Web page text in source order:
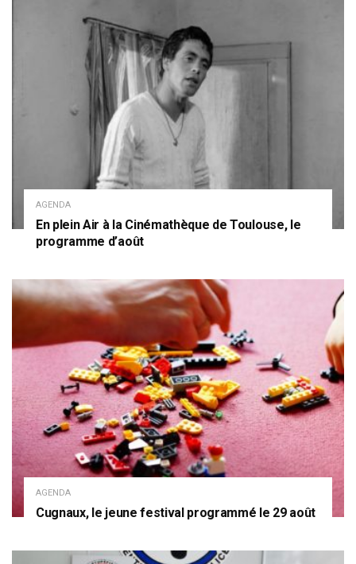
AGENDA
En plein Air à la Cinémathèque de Toulouse, le
programme d’août
AGENDA
Cugnaux, le jeune festival programmé le 29 août